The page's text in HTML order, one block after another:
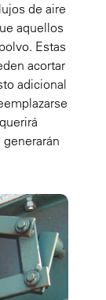
de aire
aquellos
Estas
acortar
adicional